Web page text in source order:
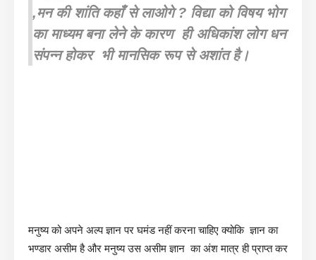
,मन की शांति कहाँ से लाओगे ? विद्या को विषय भोग
का माध्यम बना लेने के कारण ही अधिकांश लोग धन
संपन्न होकर भी मानसिक रूप से अशांत है।
मनुष्य को अपने अल्प ज्ञान पर घमंड नहीं करना चाहिए क्योकि ज्ञान का
भण्डार असीम है और मनुष्य उस असीम ज्ञान का अंश मात्र ही प्राप्त कर